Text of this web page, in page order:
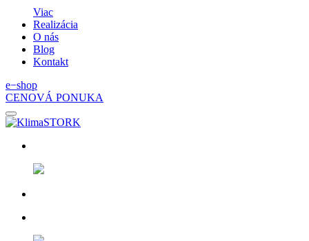
Viac
Realizácia
O nás
Blog
Kontakt
e−shop
CENOVÁ PONUKA